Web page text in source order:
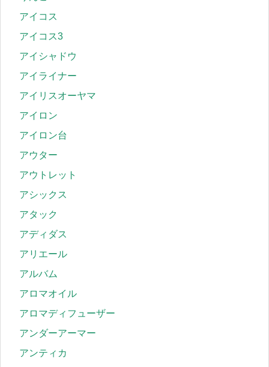
アイコス
アイコス3
アイシャドウ
アイライナー
アイリスオーヤマ
アイロン
アイロン台
アウター
アウトレット
アシックス
アタック
アディダス
アリエール
アルバム
アロマオイル
アロマディフューザー
アンダーアーマー
アンティカ